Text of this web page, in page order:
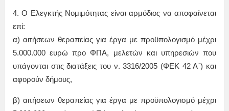
4. Ο Ελεγκτής Νομιμότητας είναι αρμόδιος να αποφαίνεται
επί:
α) αιτήσεων θεραπείας για έργα με προϋπολογισμό μέχρι
5.000.000 ευρώ προ ΦΠΑ, μελετών και υπηρεσιών που
υπάγονται στις διατάξεις του ν. 3316/2005 (ΦΕΚ 42 Α΄) και
αφορούν δήμους,
β) αιτήσεων θεραπείας για έργα με προϋπολογισμό μέχρι